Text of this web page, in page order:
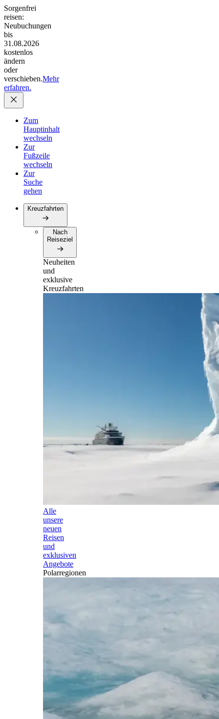
Sorgenfrei
reisen:
Neubuchungen
bis
31.08.2026
kostenlos
ändern
oder
verschieben.Mehr
erfahren.
Zum
Hauptinhalt
wechseln
Zur
Fußzeile
wechseln
Zur
Suche
gehen
Kreuzfahrten
Nach
Reiseziel
Neuheiten
und
exklusive
Kreuzfahrten
Alle
unsere
neuen
Reisen
und
exklusiven
Angebote
Polarregionen